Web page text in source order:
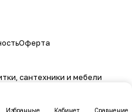
Избранные Кабинет Сравнение
Оферта
сантехники и мебели